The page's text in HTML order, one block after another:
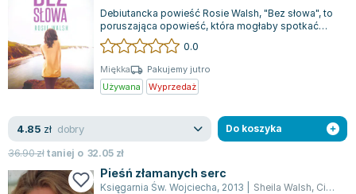
Książki o naukach politycznych dla studentów
Książki do nauk przyrodniczych dla studentów
Książki do nauk społecznych dla studentów
Książki do nauk ścisłych dla studentów
Technologia żywności - książki
Zarządzanie i marketing - książki
Nauka języków obcych - książki
Podręczniki dla nauczycieli - metodyka
Bolesław Prus
Clive Cussler
Wanda Chotomska
Józef Ignacy Kraszewski
Martyna Wojciechowska
Melissa De la Cruz
Blanka Lipińska
Jaś Kapela
Debiutancka powieść Rosie Walsh, "Bez słowa", to
poruszająca opowieść, która mogłaby spotkać
każdego z nas, choć nie każde serce b...
0.0
Miękka
Pakujemy jutro
Używana
Wyprzedaż
4.85 zł dobry
36.90złtaniej o 32.05 zł
Do koszyka
Pieśń złamanych serc
Księgarnia Św. Wojciecha, 2013 Sheila Walsh, Cindy Martinusen Coloma